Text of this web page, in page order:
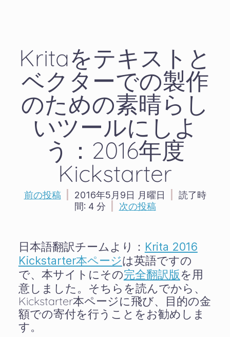
Kritaをテキストと
ベクターでの製作
のための素晴らし
いツールにしよ
う：2016年度
Kickstarter
前の投稿 2016年5月9日 月曜日
読了時
間: 4 分 次の投稿
日本語翻訳チームより： Krita 2016
Kickstarter本ページは英語ですの
で、本サイトにその完全翻訳版を用
意しました。そちらを読んでから、
Kickstarter本ページに飛び、目的の金
額での寄付を行うことをお勧めしま
す。